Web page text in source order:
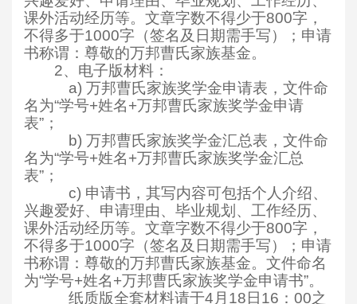
课外活动经历等。文章字数不得少于800字，
不得多于1000字（签名及日期需手写）；申请
书称谓：尊敬的万邦曹氏家族基金。
2、电子版材料：
a) 万邦曹氏家族奖学金申请表，文件命
名为“学号+姓名+万邦曹氏家族奖学金申请
表”；
b) 万邦曹氏家族奖学金汇总表，文件命
名为“学号+姓名+万邦曹氏家族奖学金汇总
表”；
c) 申请书，其写内容可包括个人介绍、
兴趣爱好、申请理由、毕业规划、工作经历、
课外活动经历等。文章字数不得少于800字，
不得多于1000字（签名及日期需手写）；申请
书称谓：尊敬的万邦曹氏家族基金。文件命名
为“学号+姓名+万邦曹氏家族奖学金申请书”。
纸质版全套材料请于4月18日16：00之